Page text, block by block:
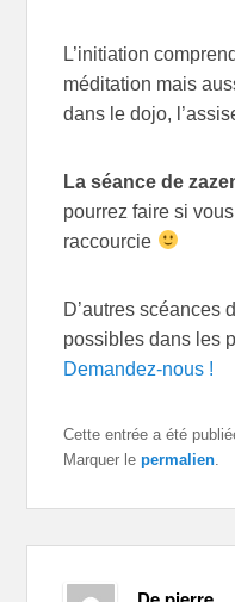
L’initiation
méditation mais
dans le dojo,
La séance de
pourrez faire si
raccourcie
D’autres scéances
possibles dans les
Demandez-nous !
Cette entrée a été
Marquer lepermalien